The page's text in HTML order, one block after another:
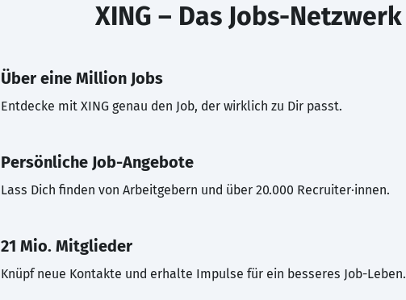
XING – Das Jobs-Netzwerk
Über eine Million Jobs
Entdecke mit XING genau den Job, der wirklich zu Dir passt.
Persönliche Job-Angebote
Lass Dich finden von Arbeitgebern und über 20.000 Recruiter·innen.
21 Mio. Mitglieder
Knüpf neue Kontakte und erhalte Impulse für ein besseres Job-Leben.